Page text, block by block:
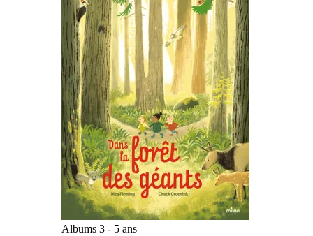
Albums 3 - 5 ans